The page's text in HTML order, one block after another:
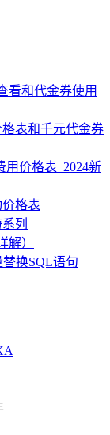
看和代金券使用
表和千元代金券
价格表_2024新
格表
列
解）
替换SQL语句